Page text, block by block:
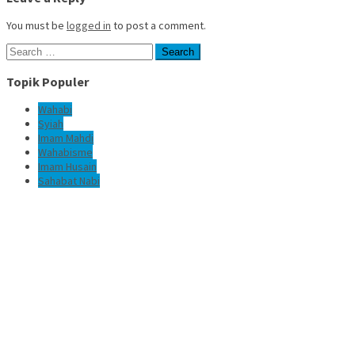
You must be logged in to post a comment.
Search
for:
Topik Populer
Wahabi
Syiah
Imam Mahdi
Wahabisme
Imam Husain
Sahabat Nabi